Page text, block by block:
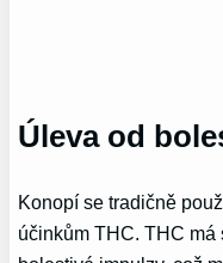
Úleva od
Konopí se tradičně
účinkům THC. THC